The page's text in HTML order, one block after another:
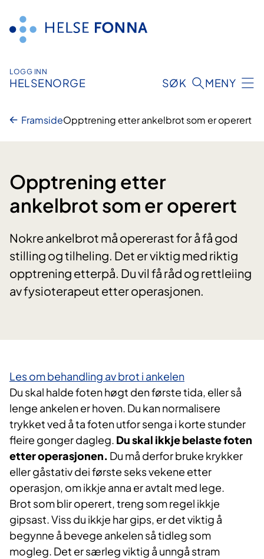
innhald
LOGG INN
HELSENORGE SØK MENY
FramsideOpptrening etter ankelbrot som er operert
Opptrening etter
ankelbrot som er operert
Nokre ankelbrot må opererast for å få god
stilling og tilheling. Det er viktig med riktig
opptrening etterpå. Du vil få råd og rettleiing
av fysioterapeut etter operasjonen.
Les om behandling av brot i ankelen
Du skal halde foten høgt den første tida, eller så
lenge ankelen er hoven. Du kan normalisere
trykket ved å ta foten utfor senga i korte stunder
fleire gonger dagleg. Du skal ikkje belaste foten
etter operasjonen. Du må derfor bruke krykker
eller gåstativ dei første seks vekene etter
operasjon, om ikkje anna er avtalt med lege.
Brot som blir operert, treng som regel ikkje
gipsast. Viss du ikkje har gips, er det viktig å
begynne å bevege ankelen så tidleg som
mogleg. Det er særleg viktig å unngå stram